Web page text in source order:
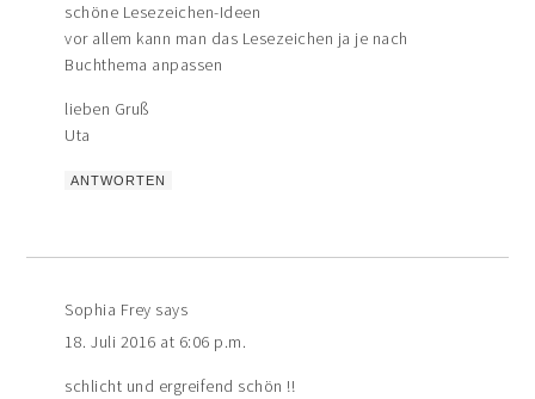
schöne Lesezeichen-Ideen
vor allem kann man das Lesezeichen ja je nach
Buchthema anpassen
lieben Gruß
Uta
ANTWORTEN
Sophia Frey says
18. Juli 2016 at 6:06 p.m.
schlicht und ergreifend schön !!